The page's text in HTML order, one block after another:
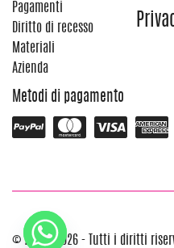
Pagamenti
Diritto di recesso
Materiali
Azienda
Metodi di pagamento
© 2012 - 2026 - Tutti i diritti